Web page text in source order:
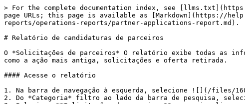
> For the complete documentation index, see [llms.txt](https://help.impact.com/llms.txt). Markdown versions of documentation pages are available by appending `.md` to page URLs; this page is available as [Markdown](https://help.impact.com/brand/pt-br/what-would-you-like-to-learn-about/platform-features/multi-program-reports/operations-reports/partner-applications-report.md).

# Relatório de candidaturas de parceiros

O *Solicitações de parceiros* O relatório exibe todas as informações das suas solicitações de parceiros para o programa selecionado. Aqui, você pode encontrar KPIs como a ação mais antiga, solicitações e oferta retirada.

#### Acesse o relatório

1. Na barra de navegação à esquerda, selecione ![](/files/160944180402269557074f48f2ece20bc35e8b4d) **\[Engage]** → **Relatórios** → **Mais relatórios**.
2. Do *Categoria* filtro ao lado da barra de pesquisa, selecione **Operações**.
3. Selecione **Solicitações de parceiros** para visualizar o relatório.
4. Abaixo *Solicitações de parceiros*, você pode filtrar os dados que deseja visualizar. Selecione ![](/files/0ace691de65033d6545d243cc3471b30f5ffab2d)**\[Pesquisar]** quando tiver os filtros desejados configurados.
   * Você pode usar os ícones no canto superior direito da página para ![](/files/9acea7a8ee8f926f33b0a752ff7af2a79d2f43c5) **fixar**, ![](/files/5d5497868b5a703308cef353f03ea13ef251fdbd) **agendar** ou ![](/files/aba5f32934b31e047c124f21c4a6d5bd0ac5f37d) **baixar** (em formato PDF, Excel ou CSV).
   * Veja a *referência de filtros* abaixo para mais informações.

<details>

<summary>referência de filtros</summary>

| Filtro                 | Descrição                                                                                                                                                                                            |
| ---------------------- | ---------------------------------------------------------------------------------------------------------------------------------------------------------------------------------------------------- |
| Intervalo de datas     | Você pode extrair no máximo 366 dias de dados.                                                                                                                                                       |
| Resultados do contrato | <p>Filtre pelo status do contrato do parceiro:</p><p>• Aprovações</p><p>• Pendentes</p><p>• Rejeições e Outros Resultados</p>                                                                        |
| Novo parceiro          | <p>Filtre as solicitações de parceiros de acordo com parceiros novos ou existentes.</p><p>Selecione <strong>Sim</strong> ou <strong>Não</strong> para filtrar por parceiros novos ou existentes.</p> |

</details>

#### Acesse as tabelas de dados

As tabelas de dados fornecem diferentes pontos de dados exibidos em uma visualização em colunas. Essa visualização oferece um conjunto detalhado de números comparáveis ao longo do intervalo de datas selecionado.

1. Veja as tabelas abaixo para mais detalhes sobre as colunas nas *Visão geral* e *Detalhes* tabelas de dados.
2.